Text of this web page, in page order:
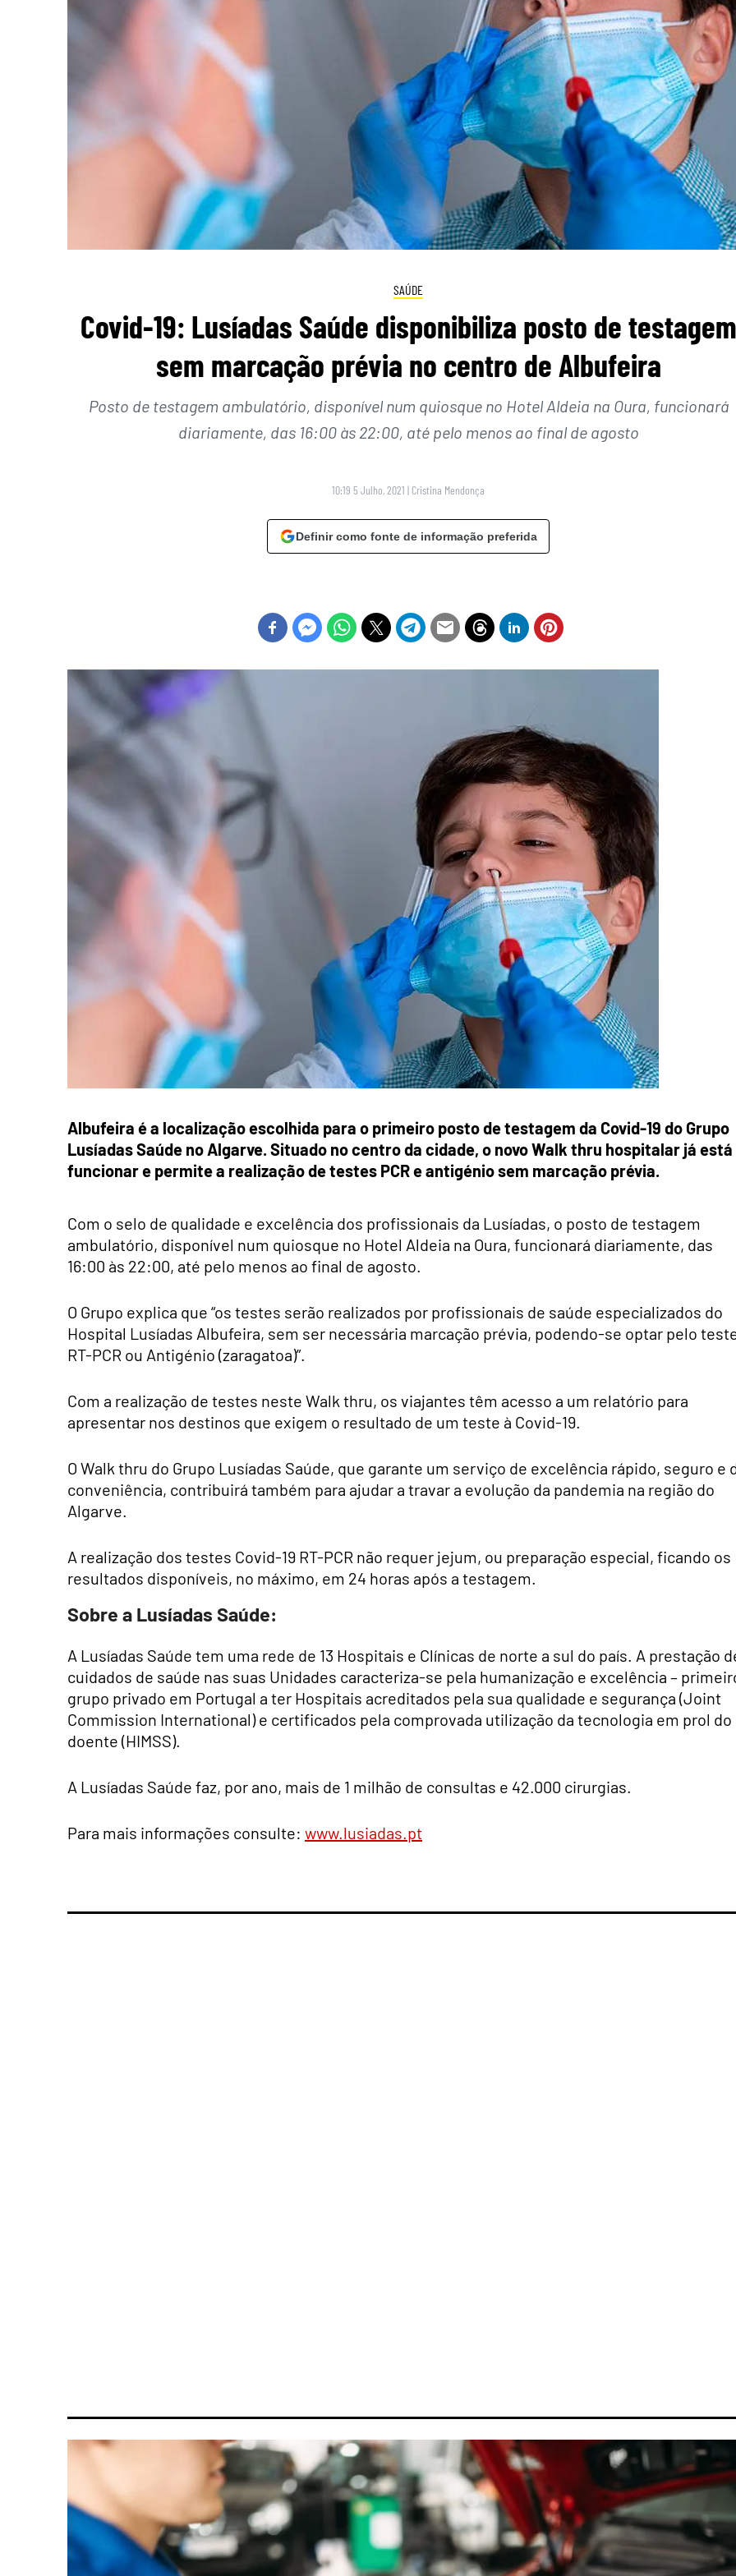
SAÚDE
Covid-19: Lusíadas Saúde disponibiliza posto de testagem
sem marcação prévia no centro de Albufeira
Posto de testagem ambulatório, disponível num quiosque no Hotel Aldeia na Oura, funcionará
diariamente, das 16:00 às 22:00, até pelo menos ao final de agosto
10:19 5 Julho, 2021 | Cristina Mendonça
Definir como fonte de informação preferida
Albufeira é a localização escolhida para o primeiro posto de testagem da Covid-19 do Grupo
Lusíadas Saúde no Algarve. Situado no centro da cidade, o novo Walk thru hospitalar já está
funcionar e permite a realização de testes PCR e antigénio sem marcação prévia.
Com o selo de qualidade e excelência dos profissionais da Lusíadas, o posto de testagem
ambulatório, disponível num quiosque no Hotel Aldeia na Oura, funcionará diariamente, das
16:00 às 22:00, até pelo menos ao final de agosto.
O Grupo explica que “os testes serão realizados por profissionais de saúde especializados do
Hospital Lusíadas Albufeira, sem ser necessária marcação prévia, podendo-se optar pelo
RT-PCR ou Antigénio (zaragatoa)”.
Com a realização de testes neste Walk thru, os viajantes têm acesso a um relatório para
apresentar nos destinos que exigem o resultado de um teste à Covid-19.
O Walk thru do Grupo Lusíadas Saúde, que garante um serviço de excelência rápido, seguro e
conveniência, contribuirá também para ajudar a travar a evolução da pandemia na região do
Algarve.
A realização dos testes Covid-19 RT-PCR não requer jejum, ou preparação especial, ficando os
resultados disponíveis, no máximo, em 24 horas após a testagem.
Sobre a Lusíadas Saúde:
A Lusíadas Saúde tem uma rede de 13 Hospitais e Clínicas de norte a sul do país. A prestação
cuidados de saúde nas suas Unidades caracteriza-se pela humanização e excelência –
grupo privado em Portugal a ter Hospitais acreditados pela sua qualidade e segurança (Joint
Commission International) e certificados pela comprovada utilização da tecnologia em prol do
doente (HIMSS).
A Lusíadas Saúde faz, por ano, mais de 1 milhão de consultas e 42.000 cirurgias.
Para mais informações consulte: www.lusiadas.pt